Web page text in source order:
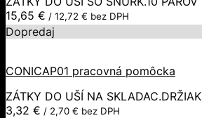
15,65 € / 12,72 € bez DPH
Dopredaj
CONICAP01 pracovná pomôcka
ZÁTKY DO UŠÍ NA SKLADAC.DRŽIAK
3,32 € / 2,70 € bez DPH